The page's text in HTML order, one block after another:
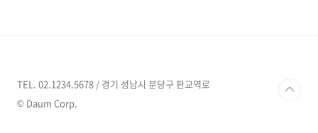
TEL. 02.1234.5678 / 경기 성남시 분당구 판교역로
© Daum Corp.